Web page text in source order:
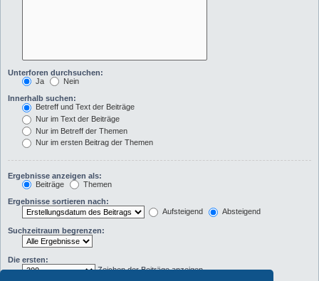
Unterforen durchsuchen:
Ja
Nein
Innerhalb suchen:
Betreff und Text der Beiträge
Nur im Text der Beiträge
Nur im Betreff der Themen
Nur im ersten Beitrag der Themen
Ergebnisse anzeigen als:
Beiträge
Themen
Ergebnisse sortieren nach:
Aufsteigend
Absteigend
Suchzeitraum begrenzen:
Die ersten:
Zeichen der Beiträge anzeigen